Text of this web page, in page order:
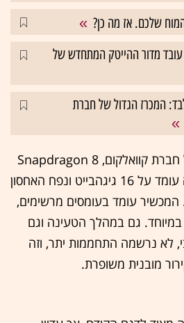
שלכם. אז מה כן?
עובד מדור ההייטק המתחדש של
72 שעות בלבד: המכרז הגדול של חברת
המעבד במכשיר הוא של חברת קוואלקום, Snapdragon 8
Gen 3, כשזיכרון ההרצה עומד על 16 גיגהבייט ונפח האחסון
בייט. המכשיר עומד בעומסים מרשימים,
במיוחד. גם במהלך הטעינה וגם
לא נרשמה התחממות יתר, וזה
מובנית משופרת.